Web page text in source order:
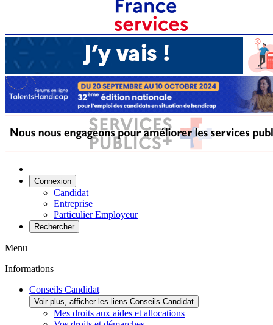
Connexion
Candidat
Entreprise
Particulier Employeur
Rechercher
Menu
Informations
Conseils Candidat
Voir plus, afficher les liens Conseils Candidat
Mes droits aux aides et allocations